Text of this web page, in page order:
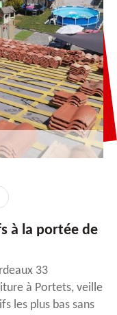
à la portée de
33
à Portets, veille
les plus bas sans